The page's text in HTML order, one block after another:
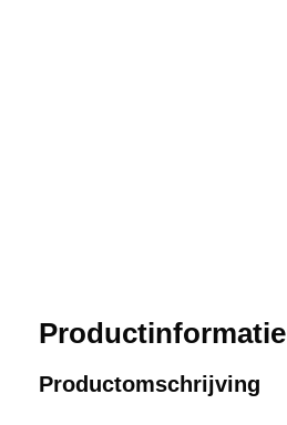
Productinformatie
Productomschrijving